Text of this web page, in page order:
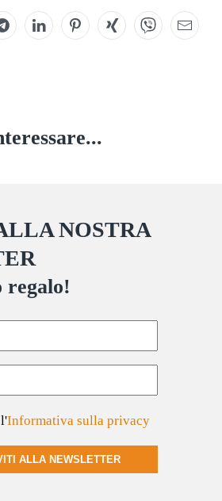
NOSTRA
regalo!
Informativa sulla privacy
ALLA NEWSLETTER